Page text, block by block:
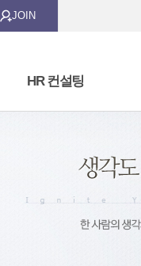
JOIN
HR 컨설팅
역량 모델링 및 역량 진단
선발 시스템 구축
성과 관리 시스템 구축